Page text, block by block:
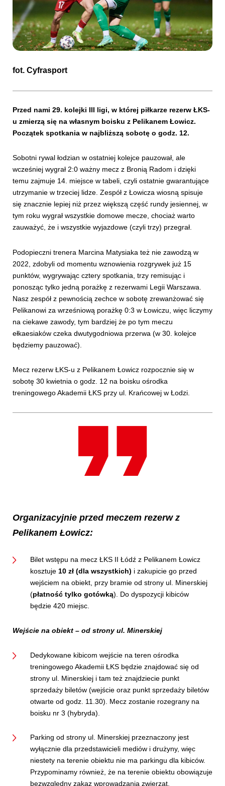
SKLEP KUP BILET
fot. Cyfrasport
Przed nami 29. kolejki III ligi, w której piłkarze rezerw ŁKS-
u zmierzą się na własnym boisku z Pelikanem Łowicz.
Początek spotkania w najbliższą sobotę o godz. 12.
Sobotni rywal łodzian w ostatniej kolejce pauzował, ale
wcześniej wygrał 2:0 ważny mecz z Bronią Radom i dzięki
temu zajmuje 14. miejsce w tabeli, czyli ostatnie gwarantujące
utrzymanie w trzeciej lidze. Zespół z Łowicza wiosną spisuje
się znacznie lepiej niż przez większą część rundy jesiennej, w
tym roku wygrał wszystkie domowe mecze, chociaż warto
zauważyć, że i wszystkie wyjazdowe (czyli trzy) przegrał.
Podopieczni trenera Marcina Matysiaka też nie zawodzą w
2022, zdobyli od momentu wznowienia rozgrywek już 15
punktów, wygrywając cztery spotkania, trzy remisując i
ponosząc tylko jedną porażkę z rezerwami Legii Warszawa.
Nasz zespół z pewnością zechce w sobotę zrewanżować się
Pelikanowi za wrześniową porażkę 0:3 w Łowiczu, więc liczymy
na ciekawe zawody, tym bardziej że po tym meczu
ełkaesiaków czeka dwutygodniowa przerwa (w 30. kolejce
będziemy pauzować).
Mecz rezerw ŁKS-u z Pelikanem Łowicz rozpocznie się w
sobotę 30 kwietnia o godz. 12 na boisku ośrodka
treningowego Akademii ŁKS przy ul. Krańcowej w Łodzi.
Organizacyjnie przed meczem rezerw z
Pelikanem Łowicz:
Bilet wstępu na mecz ŁKS II Łódź z Pelikanem Łowicz
kosztuje 10 zł (dla wszystkich) i zakupicie go przed
wejściem na obiekt, przy bramie od strony ul. Minerskiej
(płatność tylko gotówką). Do dyspozycji kibiców
będzie 420 miejsc.
Wejście na obiekt – od strony ul. Minerskiej
Dedykowane kibicom wejście na teren ośrodka
treningowego Akademii ŁKS będzie znajdować się od
strony ul. Minerskiej i tam też znajdziecie punkt
sprzedaży biletów (wejście oraz punkt sprzedaży biletów
otwarte od godz. 11.30). Mecz zostanie rozegrany na
boisku nr 3 (hybryda).
Parking od strony ul. Minerskiej przeznaczony jest
wyłącznie dla przedstawicieli mediów i drużyny, więc
niestety na terenie obiektu nie ma parkingu dla kibiców.
Przypominamy również, że na terenie obiektu obowiązuje
bezwzględny zakaz wprowadzania zwierząt.